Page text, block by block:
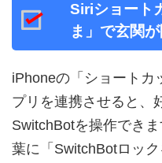
Siriショート
ま」で玄関
iPhoneの「ショートカ
プリを連携させると、
SwitchBotを操作でき
葉に「SwitchBotロッ